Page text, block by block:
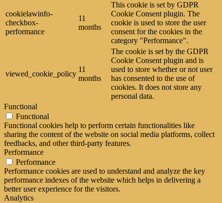
cookielawinfo-
checkbox-
performance
11
months
This cookie is set by GDPR
Cookie Consent plugin. The
cookie is used to store the user
consent for the cookies in the
category "Performance".
viewed_cookie_policy
11
months
The cookie is set by the GDPR
Cookie Consent plugin and is
used to store whether or not user
has consented to the use of
cookies. It does not store any
personal data.
Functional
Functional
Functional cookies help to perform certain functionalities like
sharing the content of the website on social media platforms, collect
feedbacks, and other third-party features.
Performance
Performance
Performance cookies are used to understand and analyze the key
performance indexes of the website which helps in delivering a
better user experience for the visitors.
Analytics